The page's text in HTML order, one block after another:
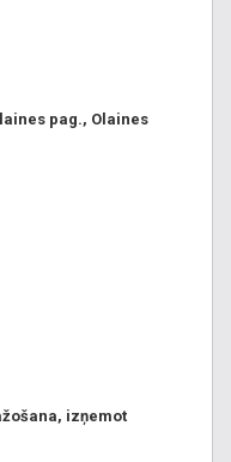
pag., Olaines
izņemot